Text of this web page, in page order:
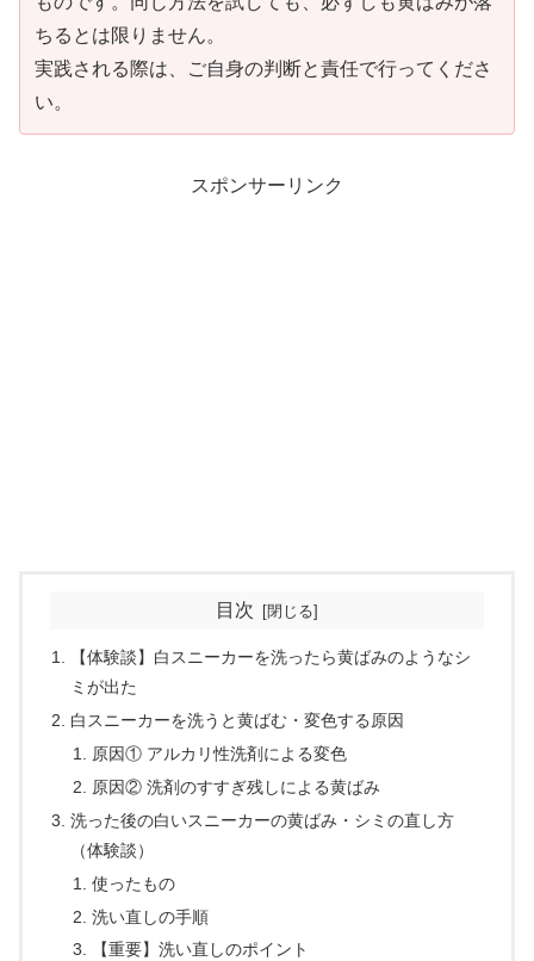
ちるとは限りません。
実践される際は、ご自身の判断と責任で行ってくださ
い。
スポンサーリンク
目次
【体験談】白スニーカーを洗ったら黄ばみのようなシ
ミが出た
白スニーカーを洗うと黄ばむ・変色する原因
原因① アルカリ性洗剤による変色
原因② 洗剤のすすぎ残しによる黄ばみ
洗った後の白いスニーカーの黄ばみ・シミの直し方
（体験談）
使ったもの
洗い直しの手順
【重要】洗い直しのポイント